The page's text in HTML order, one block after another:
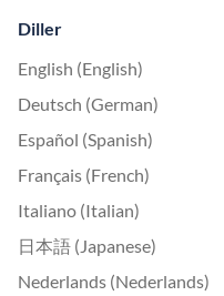
Diller
English (English)
Deutsch (German)
Español (Spanish)
Français (French)
Italiano (Italian)
日本語 (Japanese)
Nederlands (Nederlands)